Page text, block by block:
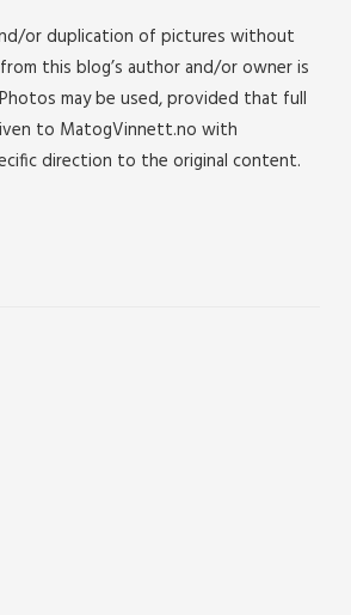
or duplication of pictures without
this blog’s author and/or owner is
may be used, provided that full
to MatogVinnett.no with
direction to the original content.